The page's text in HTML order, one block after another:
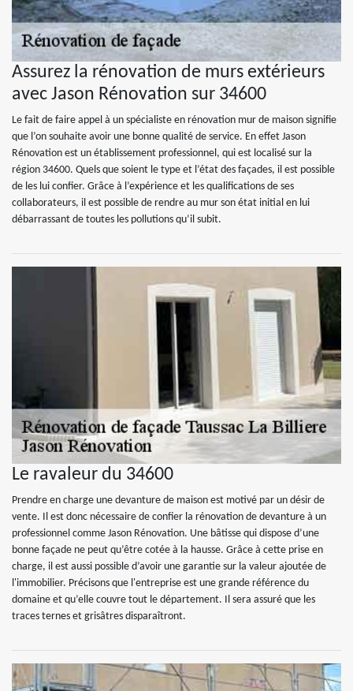
Assurez la rénovation de murs extérieurs
avec Jason Rénovation sur 34600
Le fait de faire appel à un spécialiste en rénovation mur de maison signifie
que l’on souhaite avoir une bonne qualité de service. En effet Jason
Rénovation est un établissement professionnel, qui est localisé sur la
région 34600. Quels que soient le type et l’état des façades, il est possible
de les lui confier. Grâce à l’expérience et les qualifications de ses
collaborateurs, il est possible de rendre au mur son état initial en lui
débarrassant de toutes les pollutions qu’il subit.
Le ravaleur du 34600
Prendre en charge une devanture de maison est motivé par un désir de
vente. Il est donc nécessaire de confier la rénovation de devanture à un
professionnel comme Jason Rénovation. Une bâtisse qui dispose d’une
bonne façade ne peut qu’être cotée à la hausse. Grâce à cette prise en
charge, il est aussi possible d’avoir une garantie sur la valeur ajoutée de
l'immobilier. Précisons que l'entreprise est une grande référence du
domaine et qu’elle couvre tout le département. Il sera assuré que les
traces ternes et grisâtres disparaîtront.